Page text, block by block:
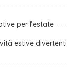
per l’estate
estive divertenti